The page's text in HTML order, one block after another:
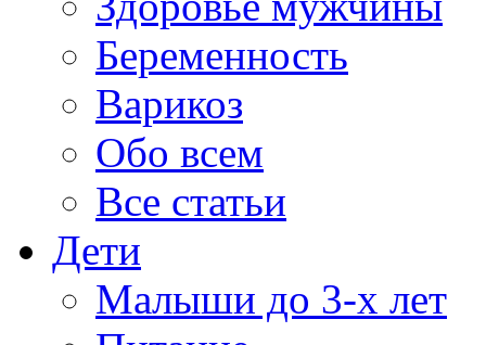
Беременность
Варикоз
Обо всем
Все статьи
Дети
Малыши до 3-х лет